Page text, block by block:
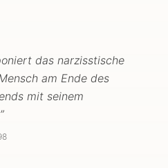
das narzisstische
am Ende des
mit seinem
”